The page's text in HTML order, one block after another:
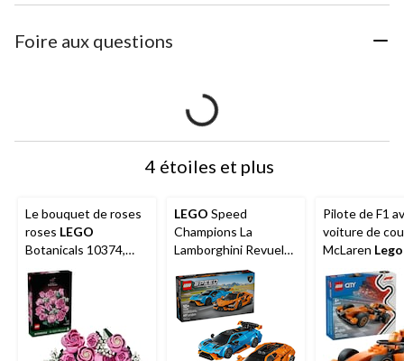
Foire aux questions
4 étoiles et plus
Le bouquet de roses
roses LEGO
Botanicals 10374,
789 pièces, 18 ans et
plus
LEGO Speed
Champions La
Lamborghini Revuelto
et la Huracán STO,
77238, paq. 607, 10
ans et plus
Pilote de F1
voiture de
McLaren Lego
60442, 86
ans et plus